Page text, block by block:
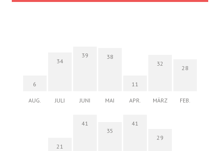
6
AUG.
34
JULI
39
JUNI
38
MAI
11
APR.
32
MÄRZ
28
FEB.
21
41
35
41
29